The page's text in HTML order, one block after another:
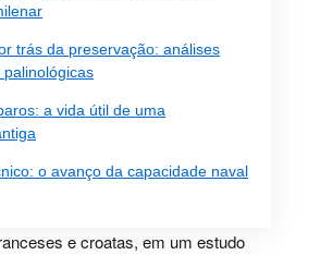
trás da preservação: análises
a vida útil de uma
o avanço da capacidade naval
e croatas, em um estudo